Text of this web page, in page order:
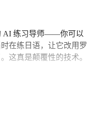
AI 练习导师——你可以
在练日语，让它改用罗
这真是颠覆性的技术。